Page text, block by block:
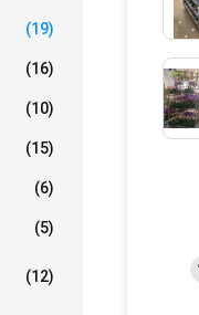
(19)
(16)
(10)
(15)
(6)
(5)
(12)